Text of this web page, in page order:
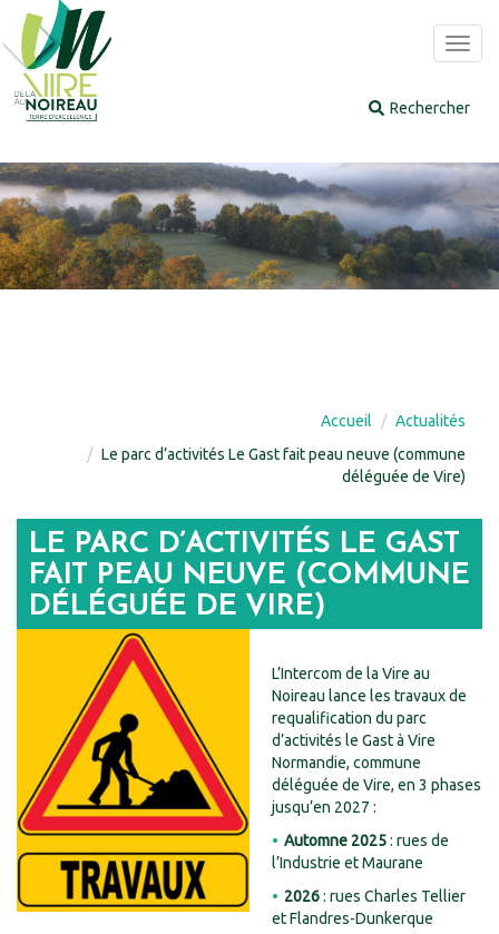
Accueil
Actualités
Le parc d’activités Le Gast fait peau neuve (commune
déléguée de Vire)
LE PARC D’ACTIVITÉS LE GAST
FAIT PEAU NEUVE (COMMUNE
DÉLÉGUÉE DE VIRE)
L’Intercom de la Vire au
Noireau lance les travaux de
requalification du parc
d’activités le Gast à Vire
Normandie, commune
déléguée de Vire, en 3 phases
jusqu’en 2027 :
Automne 2025: rues de
l’Industrie et Maurane
2026: rues Charles Tellier
et Flandres-Dunkerque
Panneau de gestion des cookies